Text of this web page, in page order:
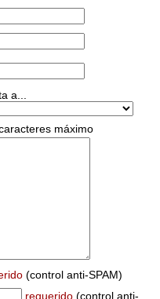
a...
máximo
(control anti-SPAM)
requerido (control anti-